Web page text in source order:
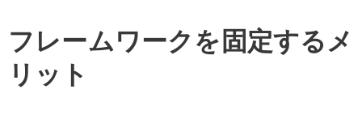
フレームワークを固定するメ
リット